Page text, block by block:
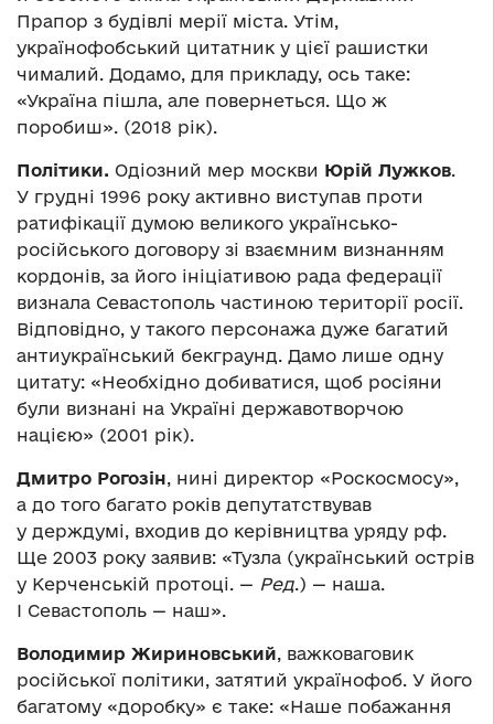
Прапор з будівлі мерії міста. Утім,
українофобський цитатник у цієї рашистки
чималий. Додамо, для прикладу, ось таке:
«Україна пішла, але повернеться. Що ж
поробиш». (2018 рік).
Політики. Одіозний мер москви Юрій Лужков.
У грудні 1996 року активно виступав проти
ратифікації думою великого українсько-
російського договору зі взаємним визнанням
кордонів, за його ініціативою рада федерації
визнала Севастополь частиною території росії.
Відповідно, у такого персонажа дуже багатий
антиукраїнський бекграунд. Дамо лише одну
цитату: «Необхідно добиватися, щоб росіяни
були визнані на Україні державотворчою
нацією» (2001 рік).
Дмитро Рогозін, нині директор «Роскосмосу»,
а до того багато років депутатствував
у держдумі, входив до керівництва уряду рф.
Ще 2003 року заявив: «Тузла (український острів
у Керченській протоці. — Ред.) — наша.
І Севастополь — наш».
Володимир Жириновський, важковаговик
російської політики, затятий українофоб. У його
багатому «доробку» є таке: «Наше побажання